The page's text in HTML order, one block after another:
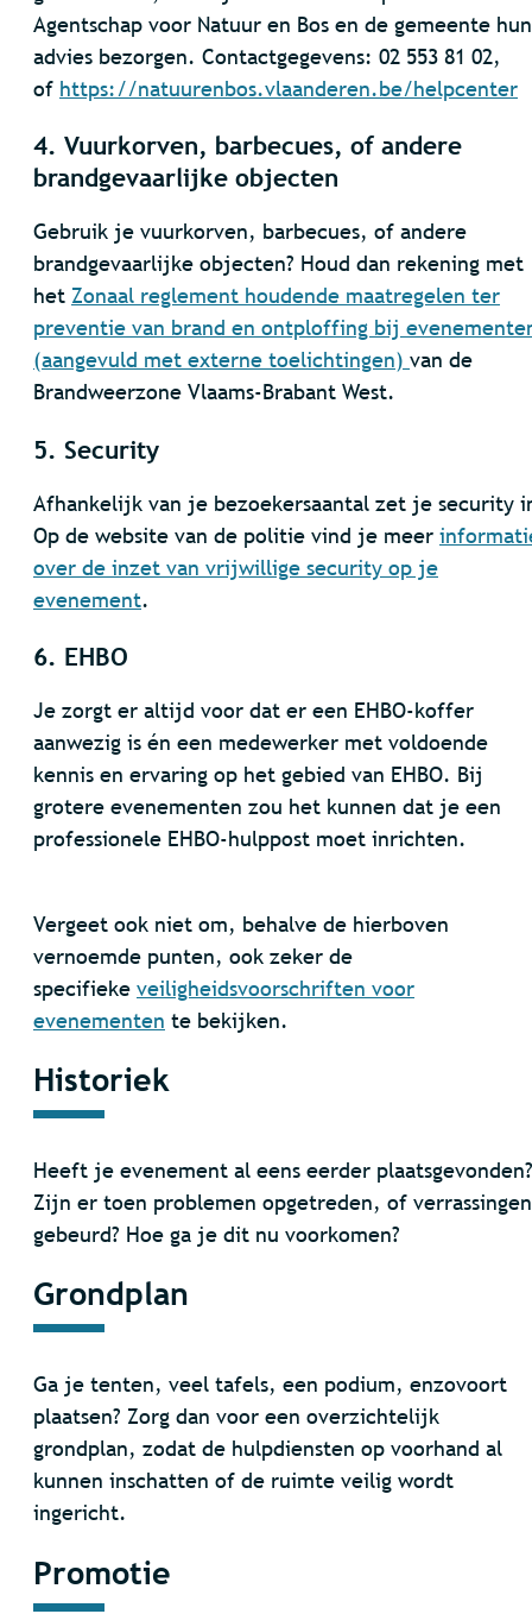
Agentschap voor Natuur en Bos en de gemeente hun
advies bezorgen. Contactgegevens: 02 553 81 02,
of https://natuurenbos.vlaanderen.be/helpcenter
4. Vuurkorven, barbecues, of andere
brandgevaarlijke objecten
Gebruik je vuurkorven, barbecues, of andere
brandgevaarlijke objecten? Houd dan rekening met
het Zonaal reglement houdende maatregelen ter
preventie van brand en ontploffing bij
(aangevuld met externe toelichtingen) van de
Brandweerzone Vlaams-Brabant West.
5. Security
Afhankelijk van je bezoekersaantal zet je security
Op de website van de politie vind je meer
over de inzet van vrijwillige security op je
evenement.
6. EHBO
Je zorgt er altijd voor dat er een EHBO-koffer
aanwezig is én een medewerker met voldoende
kennis en ervaring op het gebied van EHBO. Bij
grotere evenementen zou het kunnen dat je een
professionele EHBO-hulppost moet inrichten.
Vergeet ook niet om, behalve de hierboven
vernoemde punten, ook zeker de
specifieke veiligheidsvoorschriften voor
evenementen te bekijken.
Historiek
Heeft je evenement al eens eerder plaatsgevonden?
Zijn er toen problemen opgetreden, of verrassingen
gebeurd? Hoe ga je dit nu voorkomen?
Grondplan
Ga je tenten, veel tafels, een podium, enzovoort
plaatsen? Zorg dan voor een overzichtelijk
grondplan, zodat de hulpdiensten op voorhand al
kunnen inschatten of de ruimte veilig wordt
ingericht.
Promotie